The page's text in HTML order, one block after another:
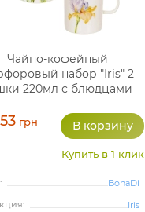
Чайно-кофейный
набор "Iris" 2
220мл с блюдцами
грн
Купить в 1 клик
BonaDi
Iris